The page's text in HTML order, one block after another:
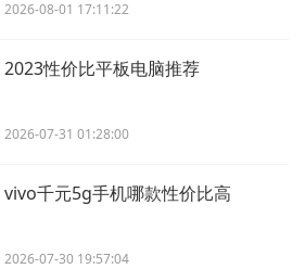
2026-08-01 17:11:22
2023性价比平板电脑推荐
2026-07-31 01:28:00
vivo千元5g手机哪款性价比高
2026-07-30 19:57:04